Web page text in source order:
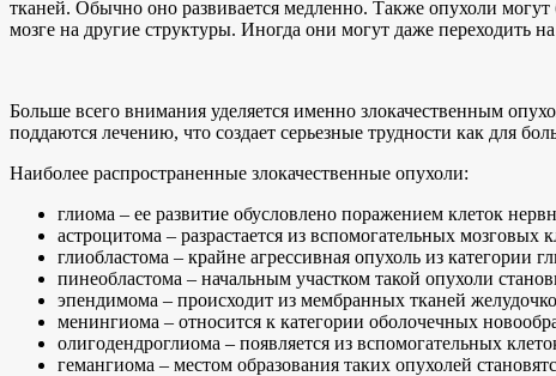
тканей. Обычно оно развивается медленно. Также опухоли могут
мозге на другие структуры. Иногда они могут даже переходить
Больше всего внимания уделяется именно злокачественным
поддаются лечению, что создает серьезные трудности как для
Наиболее распространенные злокачественные опухоли:
глиома – ее развитие обусловлено поражением клеток
астроцитома – разрастается из вспомогательных
глиобластома – крайне агрессивная опухоль из
пинеобластома – начальным участком такой опухоли
эпендимома – происходит из мембранных тканей
менингиома – относится к категории оболочечных
олигодендроглиома – появляется из вспомогательных
гемангиома – местом образования таких опухолей